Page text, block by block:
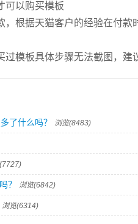
可以购买模板
，根据天猫客户的经验在付
过模板具体步骤无法截图，
了什么吗？ 浏览(8483)
？ 浏览(6842)
浏览(6314)